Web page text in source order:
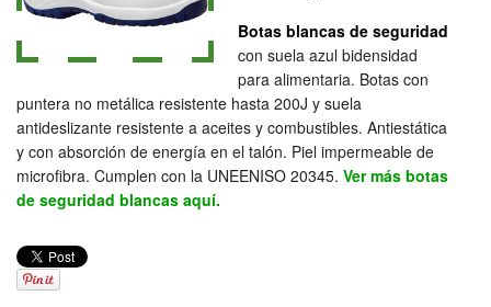
Botas blancas de seguridad
con suela azul bidensidad
para alimentaria. Botas con
puntera no metálica resistente hasta 200J y suela
antideslizante resistente a aceites y combustibles. Antiestática
y con absorción de energía en el talón. Piel impermeable de
microfibra. Cumplen con la UNEENISO 20345. Ver más botas
de seguridad blancas aquí.